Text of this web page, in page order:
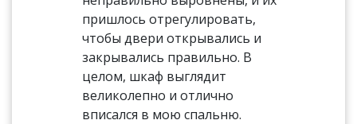
пришлось отрегулировать,
чтобы двери открывались и
закрывались правильно. В
целом, шкаф выглядит
великолепно и отлично
вписался в мою спальню.